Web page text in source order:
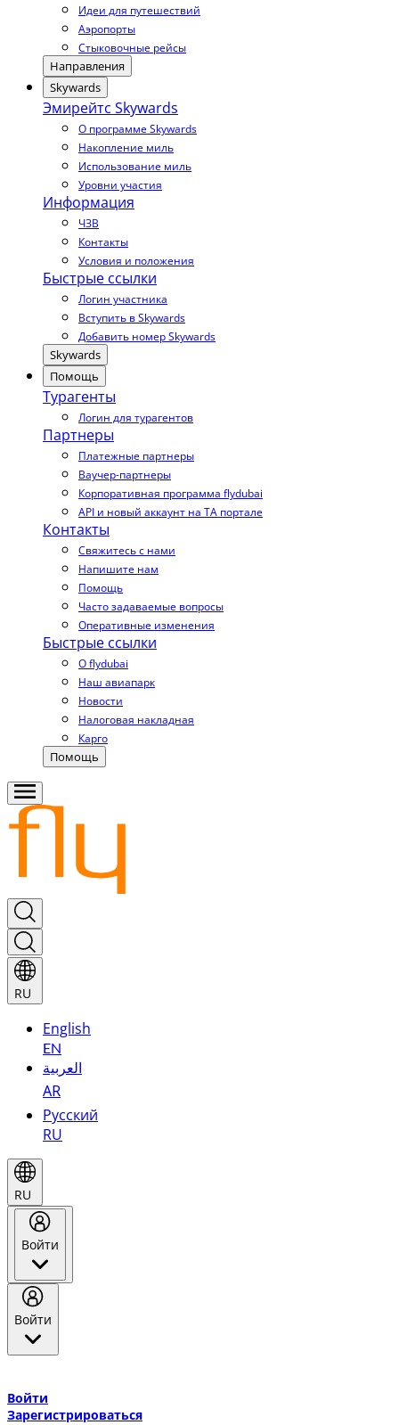
Идеи для путешествий
Аэропорты
Стыковочные рейсы
Направления
Skywards
Эмирейтс Skywards
О программе Skywards
Накопление миль
Использование миль
Уровни участия
Информация
ЧЗВ
Контакты
Условия и положения
Быстрые ссылки
Логин участника
Вступить в Skywards
Добавить номер Skywards
Skywards
Помощь
Турагенты
Логин для турагентов
Партнеры
Платежные партнеры
Ваучер-партнеры
Корпоративная программа flydubai
API и новый аккаунт на TA портале
Контакты
Свяжитесь с нами
Напишите нам
Помощь
Часто задаваемые вопросы
Оперативные изменения
Быстрые ссылки
О flydubai
Наш авиапарк
Новости
Налоговая накладная
Карго
Помощь
RU
English
EN
العربية
AR
Русский
RU
RU
Войти
Войти
Войти
Зарегистрироваться